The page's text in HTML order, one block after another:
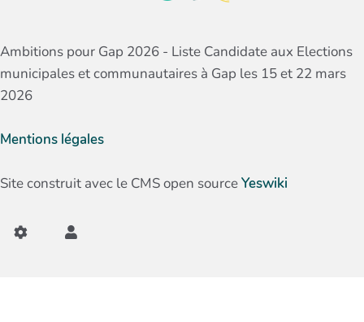
Ambitions pour Gap 2026 - Liste Candidate aux Elections
municipales et communautaires à Gap les 15 et 22 mars
2026
Mentions légales
Site construit avec le CMS open sourceYeswiki